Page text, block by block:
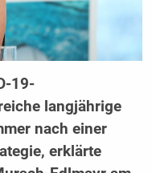
19-
langjährige
nach einer
erklärte